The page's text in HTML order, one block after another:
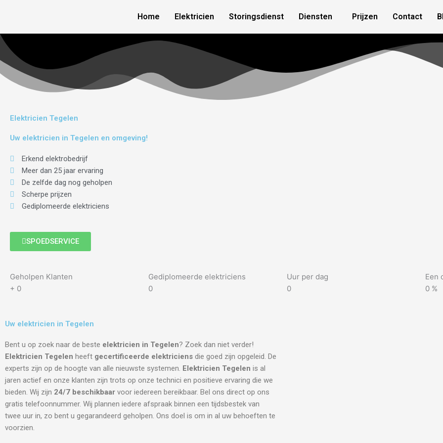
Home Elektricien Storingsdienst Diensten Prijzen Contact
Elektricien Tegelen
Uw elektricien in Tegelen en omgeving!
Erkend elektrobedrijf
Meer dan 25 jaar ervaring
De zelfde dag nog geholpen
Scherpe prijzen
Gediplomeerde elektriciens
SPOEDSERVICE
Geholpen Klanten
+ 0
Gediplomeerde elektriciens
0
Uur per dag
0
Een
0 %
Uw elektricien in Tegelen
Bent u op zoek naar de beste elektricien in Tegelen? Zoek dan niet verder!
Elektricien Tegelen heeft gecertificeerde elektriciens die goed zijn opgeleid. De
experts zijn op de hoogte van alle nieuwste systemen. Elektricien Tegelen is al
jaren actief en onze klanten zijn trots op onze technici en positieve ervaring die we
bieden. Wij zijn 24/7 beschikbaar voor iedereen bereikbaar. Bel ons direct op ons
gratis telefoonnummer. Wij plannen iedere afspraak binnen een tijdsbestek van
twee uur in, zo bent u gegarandeerd geholpen. Ons doel is om in al uw behoeften te
voorzien.